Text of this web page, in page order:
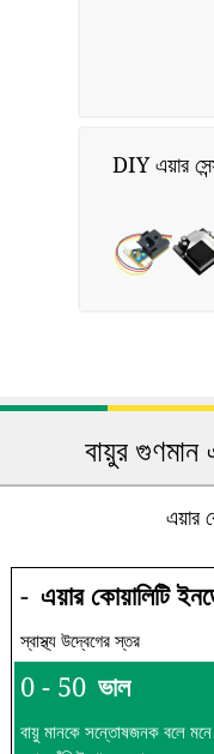
DIY এয়ার
বায়ুর গুণমান
এয়ার
- এয়ার কোয়ালিটি
স্বাস্থ্য উদ্বেগের স্তর
0 - 50 ভাল
বায়ু মানকে সন্তোষজনক বলে মনে